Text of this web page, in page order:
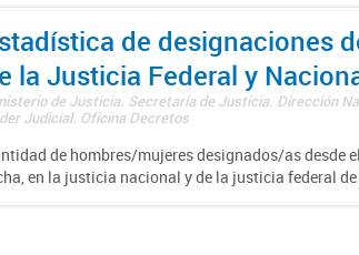
de designaciones
la Justicia Federal y
de Justicia. Secretaría de Justicia. Dirección
Judicial. Oficina Decretos
de hombres/mujeres designados/as desde
en la justicia nacional y de la justicia federal